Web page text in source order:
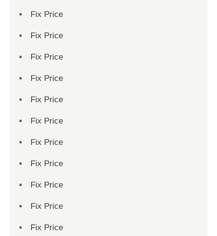
Fix Price
Fix Price
Fix Price
Fix Price
Fix Price
Fix Price
Fix Price
Fix Price
Fix Price
Fix Price
Fix Price